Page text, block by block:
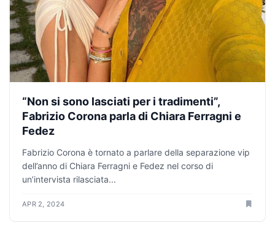
“Non si sono lasciati per i tradimenti”,
Fabrizio Corona parla di Chiara Ferragni e
Fedez
Fabrizio Corona è tornato a parlare della separazione vip
dell’anno di Chiara Ferragni e Fedez nel corso di
un’intervista rilasciata...
APR 2, 2024